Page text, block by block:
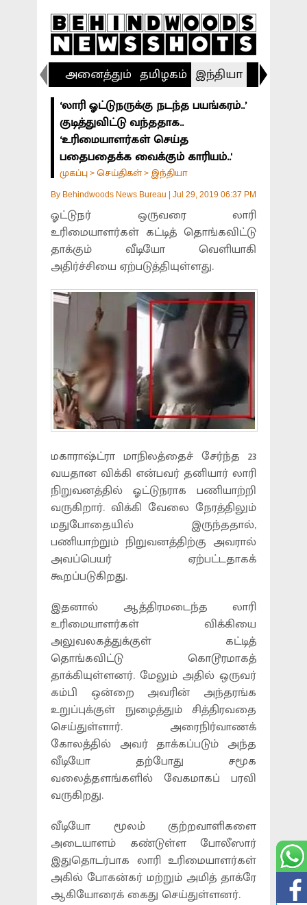
அனைத்தும் தமிழகம் இந்தியா
‘லாரி ஓட்டுநருக்கு நடந்த பயங்கரம்..’
குடித்துவிட்டு வந்ததாக..
‘உரிமையாளர்கள் செய்த
பதைபதைக்க வைக்கும் காரியம்..'
முகப்பு > செய்திகள் > இந்தியா
By Behindwoods News Bureau Jul 29, 2019 06:37 PM
ஓட்டுநர் ஒருவரை லாரி
உரிமையாளர்கள் கட்டித் தொங்கவிட்டு
தாக்கும் வீடியோ வெளியாகி
அதிர்ச்சியை ஏற்படுத்தியுள்ளது.
மகாராஷ்ட்ரா மாநிலத்தைச் சேர்ந்த 23
வயதான விக்கி என்பவர் தனியார் லாரி
நிறுவனத்தில் ஓட்டுநராக பணியாற்றி
வருகிறார். விக்கி வேலை நேரத்திலும்
மதுபோதையில் இருந்ததால்,
பணியாற்றும் நிறுவனத்திற்கு அவரால்
அவப்பெயர் ஏற்பட்டதாகக்
கூறப்படுகிறது.
இதனால் ஆத்திரமடைந்த லாரி
உரிமையாளர்கள் விக்கியை
அலுவலகத்துக்குள் கட்டித்
தொங்கவிட்டு கொடூரமாகத்
தாக்கியுள்ளனர். மேலும் அதில் ஒருவர்
கம்பி ஒன்றை அவரின் அந்தரங்க
உறுப்புக்குள் நுழைத்தும் சித்திரவதை
செய்துள்ளார். அரைநிர்வாணக்
கோலத்தில் அவர் தாக்கப்படும் அந்த
வீடியோ தற்போது சமூக
வலைத்தளங்களில் வேகமாகப் பரவி
வருகிறது.
வீடியோ மூலம் குற்றவாளிகளை
அடையாளம் கண்டுள்ள போலீஸார்
இதுதொடர்பாக லாரி உரிமையாளர்கள்
அகில் போகன்கர் மற்றும் அமித் தாக்ரே
ஆகியோரைக் கைது செய்துள்ளனர்.